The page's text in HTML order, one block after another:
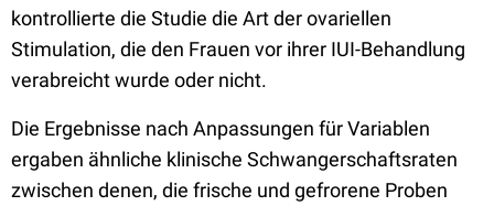
kontrollierte die Studie die Art der ovariellen
Stimulation, die den Frauen vor ihrer IUI-Behandlung
verabreicht wurde oder nicht.
Die Ergebnisse nach Anpassungen für Variablen
ergaben ähnliche klinische Schwangerschaftsraten
zwischen denen, die frische und gefrorene Proben